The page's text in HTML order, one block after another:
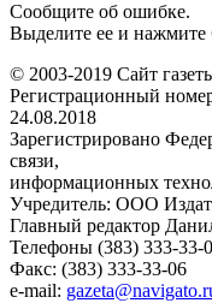
Сообщите об ошибке.
Выделите ее и нажмите
© 2003-2019 Сайт
Регистрационный
24.08.2018
Зарегистрировано
связи,
информационных
Учредитель: ООО
Главный редактор
Телефоны (383) 333-33-
Факс: (383) 333-33-06
e-mail: